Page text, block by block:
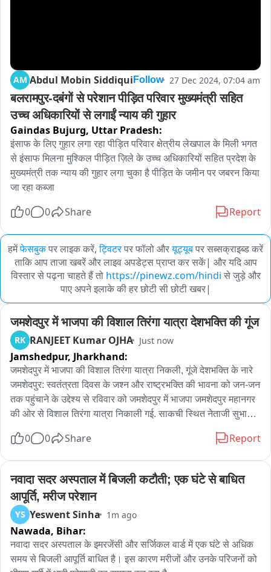
AM Abdul Mobin Siddiqui Follow 27 Dec 2024, 07:04 am
बलरामपुर-दबंगों से परेशान पीड़ित परिवार मुख्यमंत्री सहित
उच्च अधिकारियों से लगाईं न्याय की गुहार
Gaindas Bujurg, Uttar Pradesh:
इंसाफ के लिए गुहार लगा रहा पीड़ित परिवार क्षेत्रीय लेखपाल के मिली भगत
से इंसाफ मिलना मुश्किल पीड़ित ज़िले के उच्च अधिकारियों सहित प्रदेश के
मुख्यमंत्री तक न्याय की गुहार लगा चुका है पीड़ित के जमीन पर जबरन किया
जा रहा कब्जा
0 0 Share Report
हमेंफेसबुकपर लाइक करें, ट्विटरपर फॉलो औरयूट्यूबपर सब्सक्राइब्ड करें
ताकि आप ताजा खबरें और लाइव अपडेट्स प्राप्त कर सकें| और यदि आप
विस्तार से पढ़ना चाहते हैं तो https://pinewz.com/hindi से जुड़े और
पाए अपने इलाके की हर छोटी सी छोटी खबर|
जमशेदपुर में भाजपा की विशाल तिरंगा यात्रा देशभक्ति की गूंज
RK RANJEET Kumar OJHA Just now
Jamshedpur, Jharkhand:
जमशेदपुर में भाजपा की विशाल तिरंगा यात्रा निकली, गूंजे देशभक्ति के नारे
जमशेदपुर: स्वतंत्रता दिवस के जश्न और राष्ट्रभक्ति की भावना को जन-जन
तक पहुंचाने के उद्देश्य से रविवार को जमशेदपुर में भाजपा जमशेदपुर महानगर
की ओर से विशाल तिरंगा यात्रा निकाली गई. साकची स्थित नेताजी सुभाष
समर्थकों और शहरवासियों ने हिस्सा लिया. हाथों में तिरंगा लेकर लोग
कार्यालय गोलचक्कर तक निकली यात्रा के दौरान पूरा मार्ग तिरंगों से पट
गया. देशभक्ति गीतों और नारों से माहौल उत्साहपूर्ण बना रहा. कार्यक्रम में पूर्व
मुख्यमंत्री रघुवर दास, जमशेदपुर सांसद विद्युत वरण महतो, भाजपा के पूर्व
प्रदेश अध्यक्ष डॉ. दिनेशानंद गोस्वामी और जमशेदपुर पूर्वी की विधायक पूर्णिमा
साहू समेत कई प्रमुख नेता शामिल हुए. सांसद विद्युत वरण महतो ने कहा कि
प्रधानमंत्री नरेंद्र मोदी के आह्वान पर देशभर में राष्ट्रभक्ति से जुड़े कार्यक्रम
आयोजित किए जा रहे हैं. इसी क्रम में जमशेदपुर में तिरंगा यात्रा निकाली गई.
0 0 Share Report
नवादा सदर अस्पताल में बिजली कटौती; एक घंटे से बाधित
आपूर्ति, मरीज परेशान
YS Yeswent Sinha 1m ago
Nawada, Bihar:
नवादा सदर अस्पताल के इमरजेंसी और सर्जिकल वार्ड में एक घंटे से अधिक
समय से बिजली आपूर्ति बाधित है। इस कारण मरीजों और उनके परिजनों को